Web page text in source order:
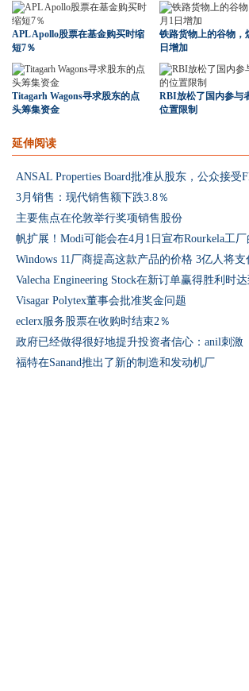
APL Apollo股票在基金购买时缩
短7％
铁路货物上的谷物，
日增加
Titagarh Wagons寻求股东的点
头筹集资金
RBI放松了国内参与
位置限制
延伸阅读
ANSAL Properties Board批准从股东，公众接受
3月销售：现代销售额下跌3.8％
主要焦点在伦敦举行奖项销售股份
帆扩展！Modi可能会在4月1日宣布Rourkela工厂
Windows 11厂商提高这款产品的价格 3亿人将支
Valecha Engineering Stock在新订单赢得胜利时
Visagar Polytex董事会批准奖金问题
eclerx服务股票在收购时结束2％
政府已经做得很好地提升投资者信心：anil刺激
福特在Sanand推出了新的制造和发动机厂